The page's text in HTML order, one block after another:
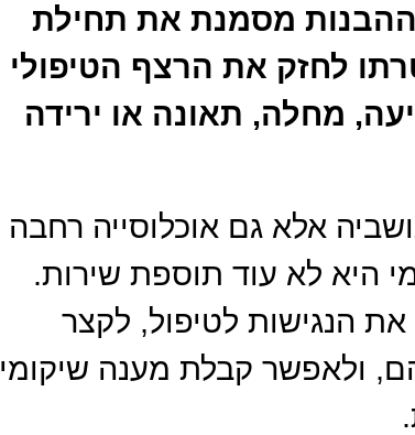
מסמנת את תחילת
לחזק את הרצף הטיפולי
מחלה, תאונה או ירידה
אלא גם אוכלוסייה רחבה
היא לא עוד תוספת שירות.
הנגישות לטיפול, לקצר
ולאפשר קבלת מענה שיקומי